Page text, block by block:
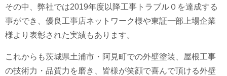
その中、弊社では2019年度以降工事トラブル０を達成する
事ができ、優良工事店ネットワーク様や東証一部上場企業
様より表彰された実績もあります。
これからも茨城県土浦市・阿見町での外壁塗装、屋根工事
の技術力・品質力を磨き、皆様が笑顔で喜んで頂ける外壁